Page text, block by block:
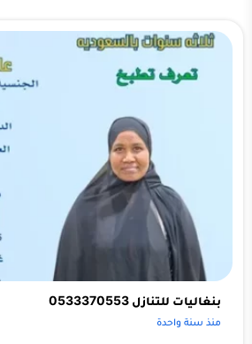
بنغاليات للتنازل 0533370553
منذ سنة واحدة